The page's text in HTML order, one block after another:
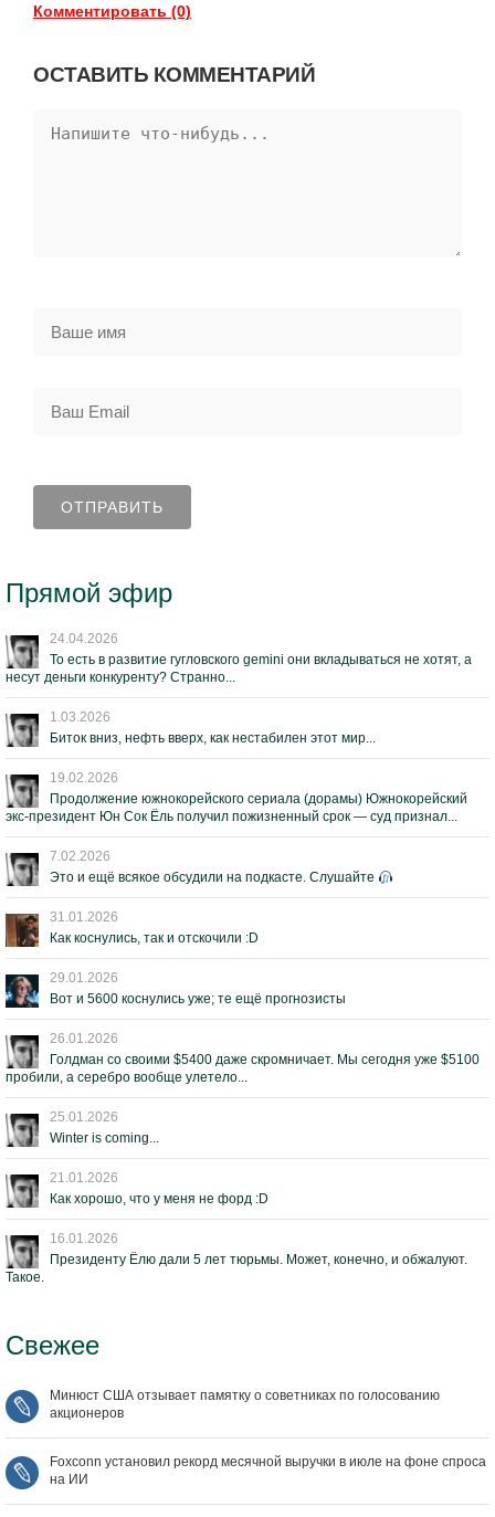
Комментировать (0)
ОСТАВИТЬ КОММЕНТАРИЙ
Прямой эфир
24.04.2026
То есть в развитие гугловского gemini они вкладываться не хотят, а
несут деньги конкуренту? Странно...
1.03.2026
Биток вниз, нефть вверх, как нестабилен этот мир...
19.02.2026
Продолжение южнокорейского сериала (дорамы) Южнокорейский
экс-президент Юн Сок Ёль получил пожизненный срок — суд признал...
7.02.2026
Это и ещё всякое обсудили на подкасте. Слушайте
31.01.2026
Как коснулись, так и отскочили :D
29.01.2026
Вот и 5600 коснулись уже; те ещё прогнозисты
26.01.2026
Голдман со своими $5400 даже скромничает. Мы сегодня уже $5100
пробили, а серебро вообще улетело...
25.01.2026
Winter is coming...
21.01.2026
Как хорошо, что у меня не форд :D
16.01.2026
Президенту Ёлю дали 5 лет тюрьмы. Может, конечно, и обжалуют.
Такое.
Свежее
Минюст США отзывает памятку о советниках по голосованию
акционеров
Foxconn установил рекорд месячной выручки в июле на фоне спроса
на ИИ